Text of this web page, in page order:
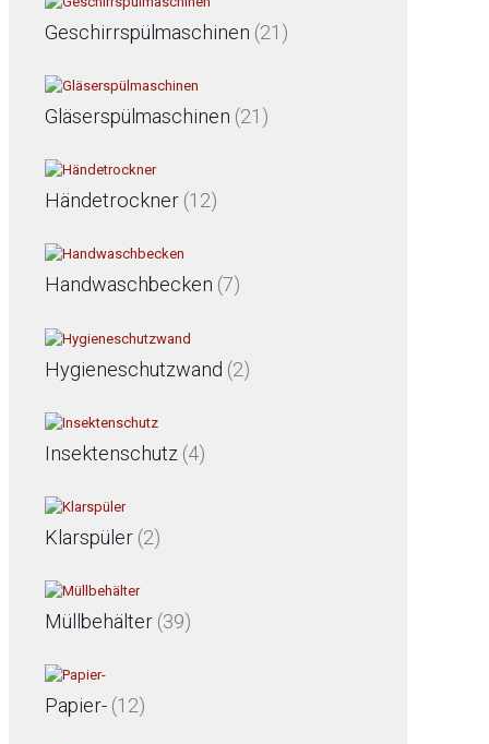
Geschirrspülmaschinen (21)
Gläserspülmaschinen (21)
Händetrockner (12)
Handwaschbecken (7)
Hygieneschutzwand (2)
Insektenschutz (4)
Klarspüler (2)
Müllbehälter (39)
Papier- (12)